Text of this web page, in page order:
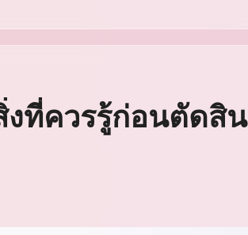
งที่ควรรู้ก่อนตัดสิน